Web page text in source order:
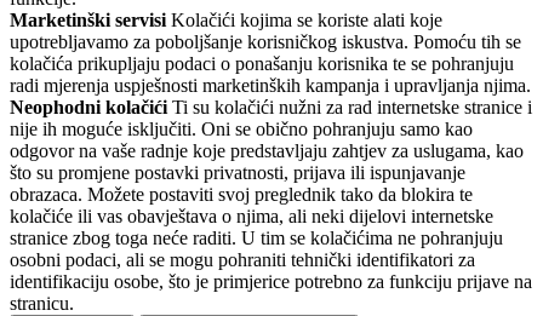
Marketinški servisi Kolačići kojima se koriste alati koje
upotrebljavamo za poboljšanje korisničkog iskustva. Pomoću tih se
kolačića prikupljaju podaci o ponašanju korisnika te se pohranjuju
radi mjerenja uspješnosti marketinških kampanja i upravljanja njima.
Neophodni kolačići Ti su kolačići nužni za rad internetske stranice i
nije ih moguće isključiti. Oni se obično pohranjuju samo kao
odgovor na vaše radnje koje predstavljaju zahtjev za uslugama, kao
što su promjene postavki privatnosti, prijava ili ispunjavanje
obrazaca. Možete postaviti svoj preglednik tako da blokira te
kolačiće ili vas obavještava o njima, ali neki dijelovi internetske
stranice zbog toga neće raditi. U tim se kolačićima ne pohranjuju
osobni podaci, ali se mogu pohraniti tehnički identifikatori za
identifikaciju osobe, što je primjerice potrebno za funkciju prijave na
stranicu.